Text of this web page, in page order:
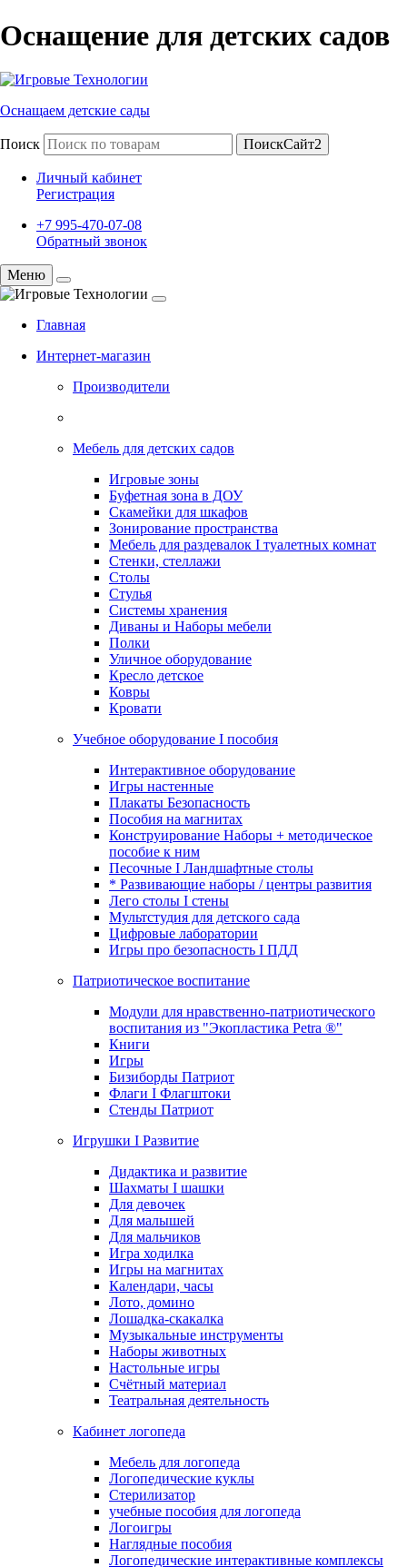
Оснащение для детских садов
Оснащаем детские сады
Поиск ПоискСайт2
Личный кабинет
Регистрация
+7 995-470-07-08
Обратный звонок
Меню
Главная
Интернет-магазин
Производители
Мебель для детских садов
Игровые зоны
Буфетная зона в ДОУ
Скамейки для шкафов
Зонирование пространства
Мебель для раздевалок I туалетных комнат
Стенки, стеллажи
Столы
Стулья
Системы хранения
Диваны и Наборы мебели
Полки
Уличное оборудование
Кресло детское
Ковры
Кровати
Учебное оборудование I пособия
Интерактивное оборудование
Игры настенные
Плакаты Безопасность
Пособия на магнитах
Конструирование Наборы + методическое
пособие к ним
Песочные I Ландшафтные столы
* Развивающие наборы / центры развития
Лего столы I стены
Мультстудия для детского сада
Цифровые лаборатории
Игры про безопасность I ПДД
Патриотическое воспитание
Модули для нравственно-патриотического
воспитания из "Экопластика Petra ®"
Книги
Игры
Бизиборды Патриот
Флаги I Флагштоки
Стенды Патриот
Игрушки I Развитие
Дидактика и развитие
Шахматы I шашки
Для девочек
Для малышей
Для мальчиков
Игра ходилка
Игры на магнитах
Календари, часы
Лото, домино
Лошадка-скакалка
Музыкальные инструменты
Наборы животных
Настольные игры
Счётный материал
Театральная деятельность
Кабинет логопеда
Мебель для логопеда
Логопедические куклы
Стерилизатор
учебные пособия для логопеда
Логоигры
Наглядные пособия
Логопедические интерактивные комплексы